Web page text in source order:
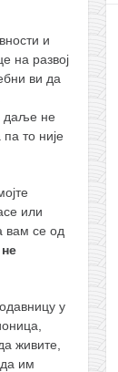
и
на развој
ви да
даље не
то није
или
вам се од
не
у
живите,
им